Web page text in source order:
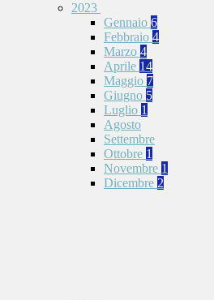
2023
Gennaio 6
Febbraio 4
Marzo 4
Aprile 14
Maggio 7
Giugno 5
Luglio 1
Agosto
Settembre
Ottobre 1
Novembre 1
Dicembre 2